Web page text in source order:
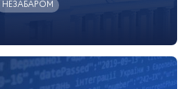
НЕЗАБАРОМ